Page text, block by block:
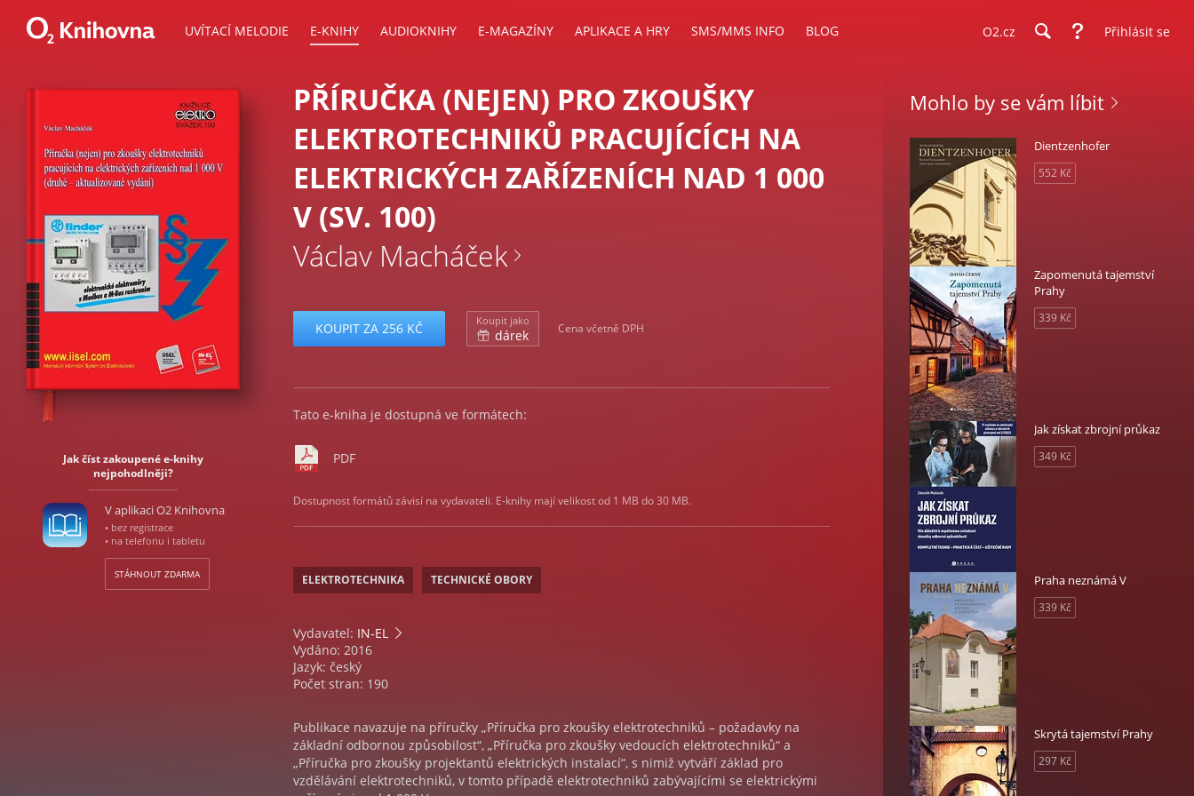
UVÍTACÍ MELODIE E-KNIHY AUDIOKNIHY E-MAGAZÍNY APLIKACE A HRY SMS/MMS INFO BLOG O2.cz Přihlásit se
Jak číst zakoupené e-knihy
nejpohodlněji?
V aplikaci O2 Knihovna
• bez registrace
• na telefonu i tabletu
STÁHNOUT ZDARMA
PŘÍRUČKA (NEJEN) PRO ZKOUŠKY
ELEKTROTECHNIKŮ PRACUJÍCÍCH NA
ELEKTRICKÝCH ZAŘÍZENÍCH NAD 1 000
V (SV. 100)
Václav Macháček
KOUPIT ZA 256 KČ Koupit jako
dárek Cena včetně DPH
Tato e-kniha je dostupná ve formátech:
PDF
Dostupnost formátů závisí na vydavateli. E-knihy mají velikost od 1 MB do 30 MB.
ELEKTROTECHNIKA TECHNICKÉ OBORY
Vydavatel: IN-EL
Vydáno: 2016
Jazyk: český
Počet stran: 190
Publikace navazuje na příručky „Příručka pro zkoušky elektrotechniků – požadavky na
základní odbornou způsobilost“, „Příručka pro zkoušky vedoucích elektrotechniků“ a
„Příručka pro zkoušky projektantů elektrických instalací“, s nimiž vytváří základ pro
vzdělávání elektrotechniků, v tomto případě elektrotechniků zabývajícími se elektrickými
Mohlo by se vám líbit
Dientzenhofer
552 Kč
Zapomenutá tajemství
Prahy
339 Kč
Jak získat zbrojní průkaz
349 Kč
Praha neznámá V
339 Kč
Skrytá tajemství Prahy
297 Kč